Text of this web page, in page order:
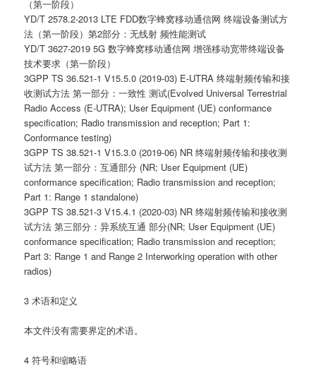
（第一阶段）
YD/T 2578.2-2013 LTE FDD数字蜂窝移动通信网 终端设备测试方
法（第一阶段）第2部分：无线射 频性能测试
YD/T 3627-2019 5G 数字蜂窝移动通信网 增强移动宽带终端设备
技术要求（第一阶段）
3GPP TS 36.521-1 V15.5.0 (2019-03) E-UTRA 终端射频传输和接
收测试方法 第一部分：一致性 测试(Evolved Universal Terrestrial
Radio Access (E-UTRA); User Equipment (UE) conformance
specification; Radio transmission and reception; Part 1:
Conformance testing)
3GPP TS 38.521-1 V15.3.0 (2019-06) NR 终端射频传输和接收测
试方法 第一部分：互通部分 (NR; User Equipment (UE)
conformance specification; Radio transmission and reception;
Part 1: Range 1 standalone)
3GPP TS 38.521-3 V15.4.1 (2020-03) NR 终端射频传输和接收测
试方法 第三部分：异系统互通 部分(NR; User Equipment (UE)
conformance specification; Radio transmission and reception;
Part 3: Range 1 and Range 2 Interworking operation with other
radios)
3 术语和定义
本文件没有需要界定的术语。
4 符号和缩略语